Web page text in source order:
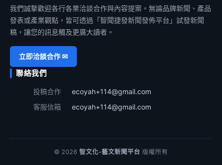
我們誠摯歡迎各行各業洽談合作與內容提案。無論品牌新聞、產品
發表或產業觀點，皆可透過「智聞捷發新聞發佈平台」試發新聞
稿，讓您的訊息觸及更廣大讀者。
立即洽談合作 ✉
聯絡我們
投稿合作
ecoyah+114@gmail.com
客服信箱
ecoyah+114@gmail.com
© 2026 智文化-藝文新聞平台 版權所有